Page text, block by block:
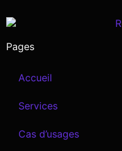
Pages
Accueil
Services
Cas d’usages